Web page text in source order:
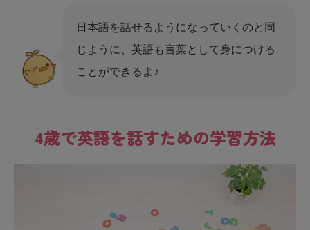
日本語を話せるようになっていくのと同
じように、英語も言葉として身につける
ことができるよ♪
4歳で英語を話すための学習方法